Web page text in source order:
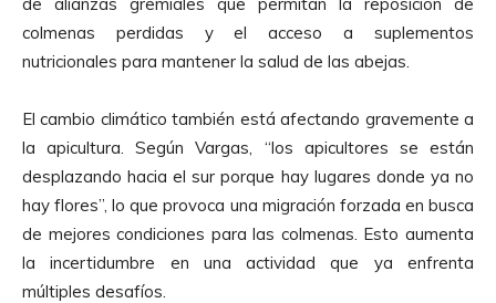
colmenas perdidas y el acceso a suplementos
nutricionales para mantener la salud de las abejas.
El cambio climático también está afectando gravemente a
la apicultura. Según Vargas, “los apicultores se están
desplazando hacia el sur porque hay lugares donde ya no
hay flores”, lo que provoca una migración forzada en busca
de mejores condiciones para las colmenas. Esto aumenta
la incertidumbre en una actividad que ya enfrenta
múltiples desafíos.